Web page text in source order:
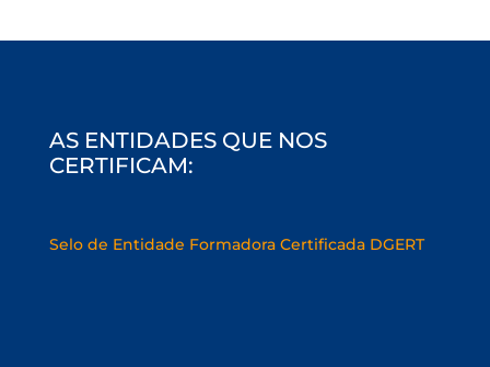
AS ENTIDADES QUE NOS
CERTIFICAM: